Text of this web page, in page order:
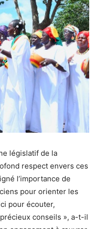
législatif de la
respect envers ces
l’importance de
pour orienter les
pour écouter,
conseils », a-t-il